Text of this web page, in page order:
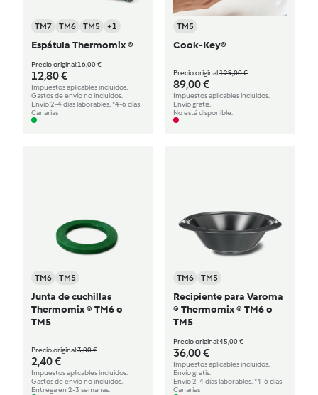
TM7 TM6 TM5 +1
Espátula Thermomix ®
Precio original:16,00 €
12,80 €
Impuestos aplicables incluidos.
Gastos de envío no incluidos.
Envío 2-4 días laborables. *4-6 días
Canarias
TM5
Cook-Key®
Precio original:129,00 €
89,00 €
Impuestos aplicables incluidos.
Envío gratis.
No está disponible.
TM6 TM5
Junta de cuchillas
Thermomix ® TM6 o
TM5
Precio original:3,00 €
2,40 €
Impuestos aplicables incluidos.
Gastos de envío no incluidos.
Entrega en 2-3 semanas.
TM6 TM5
Recipiente para Varoma
® Thermomix ® TM6 o
TM5
Precio original:45,00 €
36,00 €
Impuestos aplicables incluidos.
Envío gratis.
Envío 2-4 días laborables. *4-6 días
Canarias